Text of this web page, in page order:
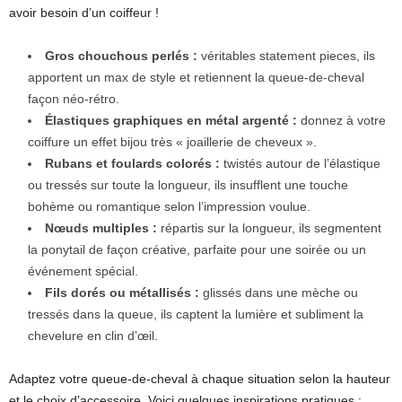
avoir besoin d’un coiffeur !
Gros chouchous perlés : véritables statement pieces, ils
apportent un max de style et retiennent la queue-de-cheval
façon néo-rétro.
Élastiques graphiques en métal argenté : donnez à votre
coiffure un effet bijou très « joaillerie de cheveux ».
Rubans et foulards colorés : twistés autour de l’élastique
ou tressés sur toute la longueur, ils insufflent une touche
bohème ou romantique selon l’impression voulue.
Nœuds multiples : répartis sur la longueur, ils segmentent
la ponytail de façon créative, parfaite pour une soirée ou un
événement spécial.
Fils dorés ou métallisés : glissés dans une mèche ou
tressés dans la queue, ils captent la lumière et subliment la
chevelure en clin d’œil.
Adaptez votre queue-de-cheval à chaque situation selon la hauteur